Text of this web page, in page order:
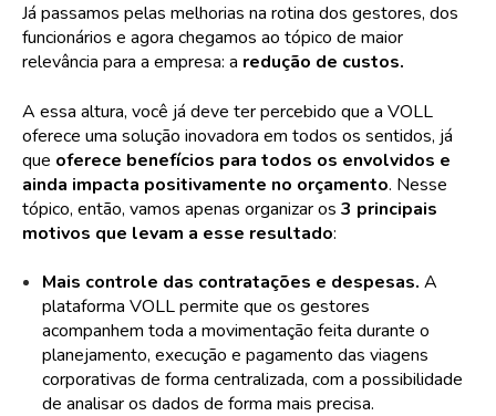
Já passamos pelas melhorias na rotina dos gestores, dos
funcionários e agora chegamos ao tópico de maior
relevância para a empresa: a redução de custos.
A essa altura, você já deve ter percebido que a VOLL
oferece uma solução inovadora em todos os sentidos, já
que oferece benefícios para todos os envolvidos e
ainda impacta positivamente no orçamento. Nesse
tópico, então, vamos apenas organizar os 3 principais
motivos que levam a esse resultado:
Mais controle das contratações e despesas. A
plataforma VOLL permite que os gestores
acompanhem toda a movimentação feita durante o
planejamento, execução e pagamento das viagens
corporativas de forma centralizada, com a possibilidade
de analisar os dados de forma mais precisa.